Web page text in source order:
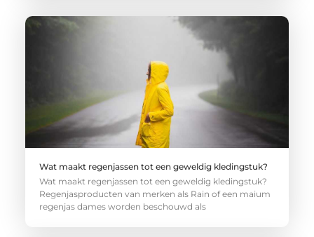
Wat maakt regenjassen tot een geweldig kledingstuk?
Wat maakt regenjassen tot een geweldig kledingstuk?
Regenjasproducten van merken als Rain of een maium
regenjas dames worden beschouwd als